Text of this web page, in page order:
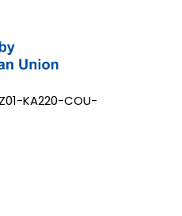
KA220-COU-